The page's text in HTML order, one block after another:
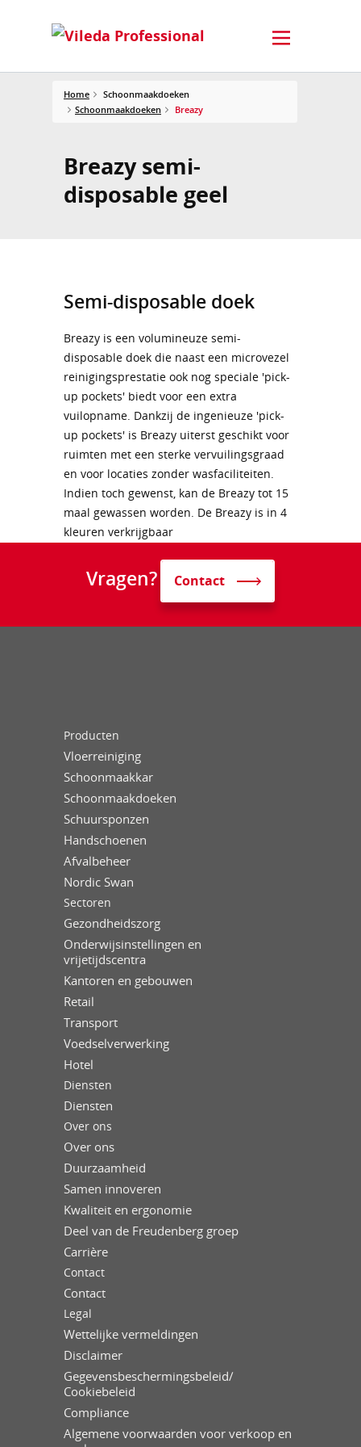
Home
Schoonmaakdoeken
Schoonmaakdoeken
Breazy
Breazy semi-
disposable geel
Semi-disposable doek
Breazy is een volumineuze semi-
disposable doek die naast een microvezel
reinigingsprestatie ook nog speciale 'pick-
up pockets' biedt voor een extra
vuilopname. Dankzij de ingenieuze 'pick-
up pockets' is Breazy uiterst geschikt voor
ruimten met een sterke vervuilingsgraad
en voor locaties zonder wasfaciliteiten.
Indien toch gewenst, kan de Breazy tot 15
maal gewassen worden. De Breazy is in 4
kleuren verkrijgbaar
Vragen? Contact
Producten
Vloerreiniging
Schoonmaakkar
Schoonmaakdoeken
Schuursponzen
Handschoenen
Afvalbeheer
Nordic Swan
Sectoren
Gezondheidszorg
Onderwijsinstellingen en
vrijetijdscentra
Kantoren en gebouwen
Retail
Transport
Voedselverwerking
Hotel
Diensten
Diensten
Over ons
Over ons
Duurzaamheid
Samen innoveren
Kwaliteit en ergonomie
Deel van de Freudenberg groep
Carrière
Contact
Contact
Legal
Wettelijke vermeldingen
Disclaimer
Gegevensbeschermingsbeleid/
Cookiebeleid
Compliance
Algemene voorwaarden voor verkoop en